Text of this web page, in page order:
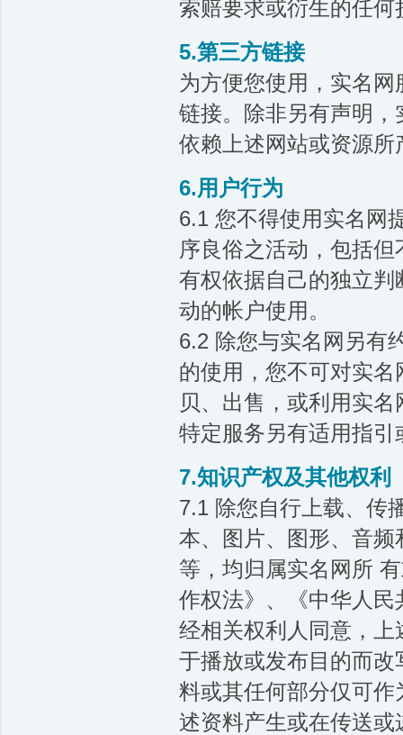
索赔要求或衍生的任
5.第三方链接
为方便您使用，实名
链接。除非另有声明
依赖上述网站或资源
6.用户行为
6.1 您不得使用实名网
序良俗之活动，包括
有权依据自己的独立
动的帐户使用。
6.2 除您与实名网另有
的使用，您不可对实
贝、出售，或利用实
特定服务另有适用指引
7.知识产权及其他权利
7.1 除您自行上载、传
本、图片、图形、音
等，均归属实名网所
作权法》、《中华人
经相关权利人同意，
于播放或发布目的而
料或其任何部分仅可
述资料产生或在传送